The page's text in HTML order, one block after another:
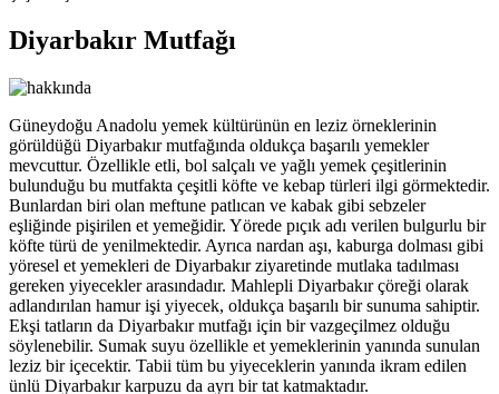
Diyarbakır Mutfağı
Güneydoğu Anadolu yemek kültürünün en leziz örneklerinin
görüldüğü Diyarbakır mutfağında oldukça başarılı yemekler
mevcuttur. Özellikle etli, bol salçalı ve yağlı yemek çeşitlerinin
bulunduğu bu mutfakta çeşitli köfte ve kebap türleri ilgi görmektedir.
Bunlardan biri olan meftune patlıcan ve kabak gibi sebzeler
eşliğinde pişirilen et yemeğidir. Yörede pıçık adı verilen bulgurlu bir
köfte türü de yenilmektedir. Ayrıca nardan aşı, kaburga dolması gibi
yöresel et yemekleri de Diyarbakır ziyaretinde mutlaka tadılması
gereken yiyecekler arasındadır. Mahlepli Diyarbakır çöreği olarak
adlandırılan hamur işi yiyecek, oldukça başarılı bir sunuma sahiptir.
Ekşi tatların da Diyarbakır mutfağı için bir vazgeçilmez olduğu
söylenebilir. Sumak suyu özellikle et yemeklerinin yanında sunulan
leziz bir içecektir. Tabii tüm bu yiyeceklerin yanında ikram edilen
ünlü Diyarbakır karpuzu da ayrı bir tat katmaktadır.